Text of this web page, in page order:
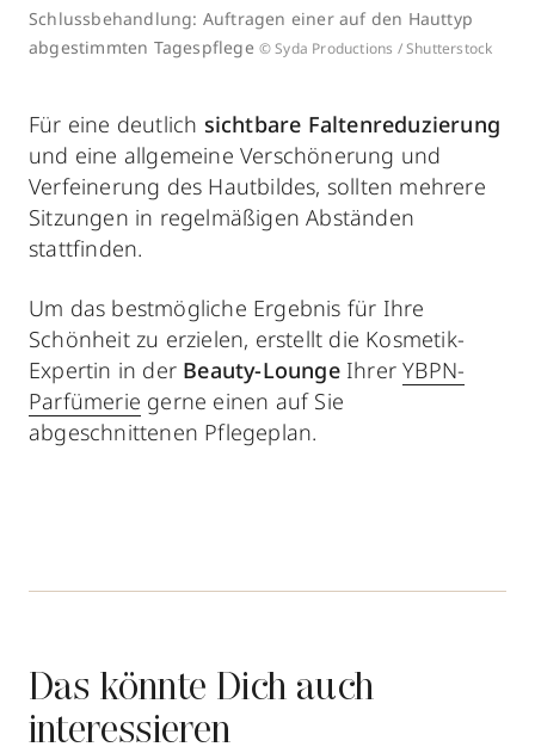
Schlussbehandlung: Auftragen einer auf den Hauttyp
abgestimmten Tagespflege © Syda Productions / Shutterstock
Für eine deutlich sichtbare Faltenreduzierung
und eine allgemeine Verschönerung und
Verfeinerung des Hautbildes, sollten mehrere
Sitzungen in regelmäßigen Abständen
stattfinden.
Um das bestmögliche Ergebnis für Ihre
Schönheit zu erzielen, erstellt die Kosmetik-
Expertin in der Beauty-LoungeIhrerYBPN-
Parfümerie gerne einen auf Sie
abgeschnittenen Pflegeplan.
Das könnte Dich auch
interessieren